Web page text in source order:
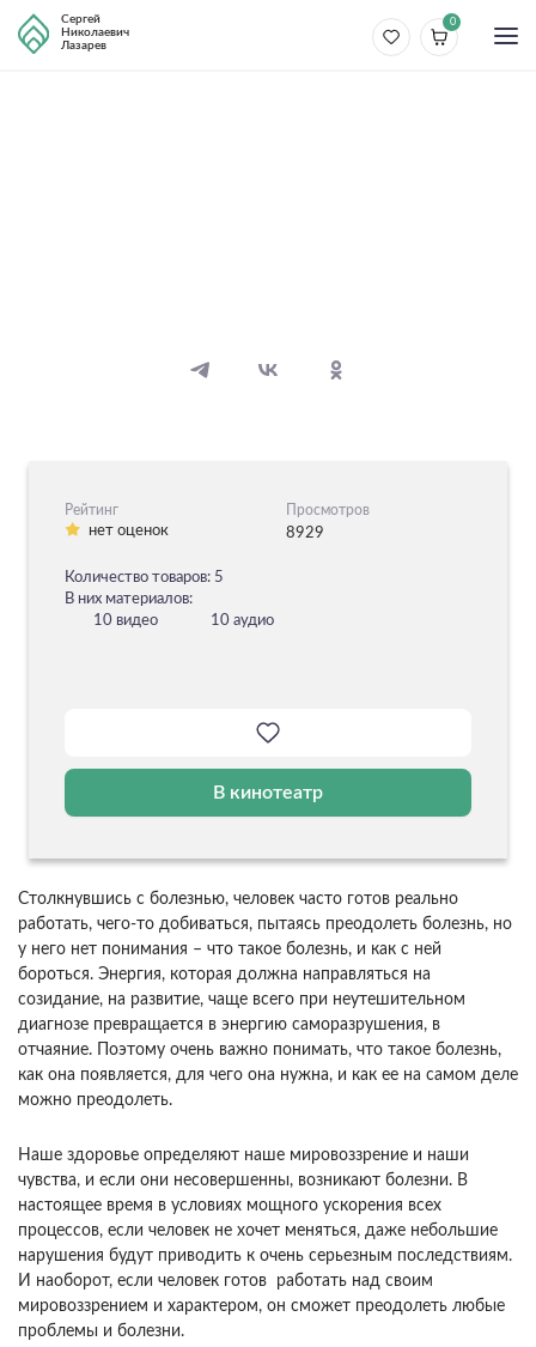
Сергей
Николаевич
Лазарев
0
Рейтинг
нет оценок
Просмотров
8929
Количество товаров: 5
В них материалов:
10 видео
10 аудио
В кинотеатр
Столкнувшись с болезнью, человек часто готов реально
работать, чего-то добиваться, пытаясь преодолеть болезнь, но
у него нет понимания – что такое болезнь, и как с ней
бороться. Энергия, которая должна направляться на
созидание, на развитие, чаще всего при неутешительном
диагнозе превращается в энергию саморазрушения, в
отчаяние. Поэтому очень важно понимать, что такое болезнь,
как она появляется, для чего она нужна, и как ее на самом деле
можно преодолеть.
Наше здоровье определяют наше мировоззрение и наши
чувства, и если они несовершенны, возникают болезни. В
настоящее время в условиях мощного ускорения всех
процессов, если человек не хочет меняться, даже небольшие
нарушения будут приводить к очень серьезным последствиям.
И наоборот, если человек готов работать над своим
мировоззрением и характером, он сможет преодолеть любые
проблемы и болезни.